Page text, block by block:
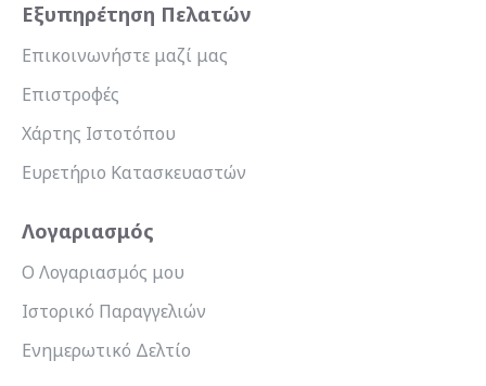
Εξυπηρέτηση Πελατών
Επικοινωνήστε μαζί μας
Επιστροφές
Χάρτης Ιστοτόπου
Ευρετήριο Κατασκευαστών
Λογαριασμός
Ο Λογαριασμός μου
Ιστορικό Παραγγελιών
Ενημερωτικό Δελτίο